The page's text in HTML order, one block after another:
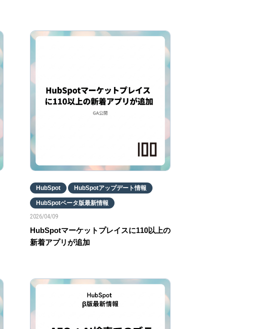
HubSpot HubSpotアップデート情報
HubSpotベータ版最新情報
2026/04/09
HubSpotマーケットプレイスに110以上の
新着アプリが追加